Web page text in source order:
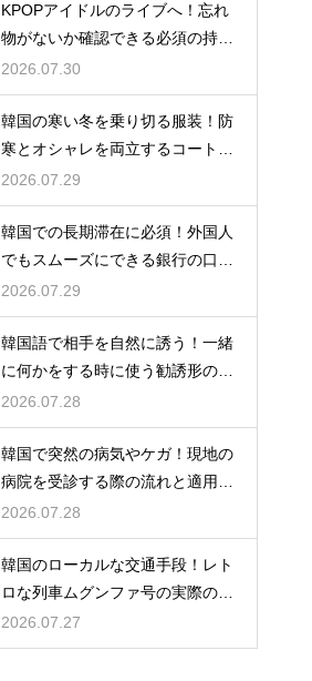
KPOPアイドルのライブへ！忘れ
物がないか確認できる必須の持ち
物リスト
2026.07.30
韓国の寒い冬を乗り切る服装！防
寒とオシャレを両立するコートの
種類
2026.07.29
韓国での長期滞在に必須！外国人
でもスムーズにできる銀行の口座
開設
2026.07.29
韓国語で相手を自然に誘う！一緒
に何かをする時に使う勧誘形の基
本の作り方
2026.07.28
韓国で突然の病気やケガ！現地の
病院を受診する際の流れと適用さ
れる保険
2026.07.28
韓国のローカルな交通手段！レト
ロな列車ムグンファ号の実際の乗
り心地
2026.07.27